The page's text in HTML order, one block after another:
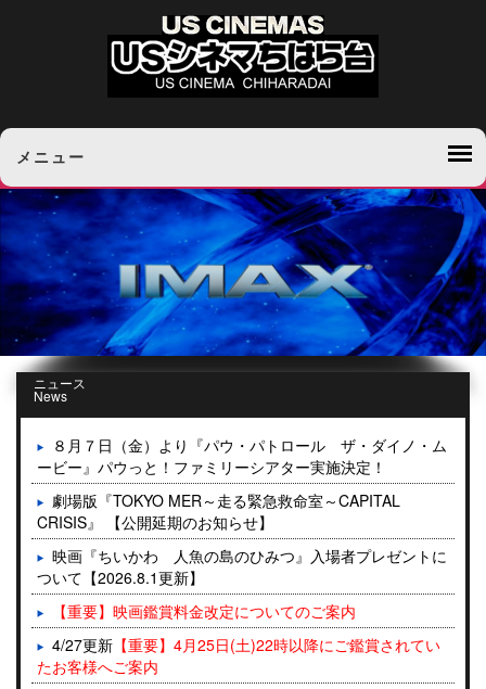
メニュー
ニュース
News
８月７日（金）より『パウ・パトロール ザ・ダイノ・ム
ービー』パウっと！ファミリーシアター実施決定！
劇場版『TOKYO MER～走る緊急救命室～CAPITAL
CRISIS』 【公開延期のお知らせ】
映画『ちいかわ 人魚の島のひみつ』入場者プレゼントに
ついて【2026.8.1更新】
【重要】映画鑑賞料金改定についてのご案内
4/27更新 【重要】4月25日(土)22時以降にご鑑賞されてい
たお客様へご案内